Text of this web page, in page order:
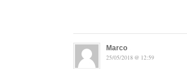
Marco
25/05/2018 @ 12:59